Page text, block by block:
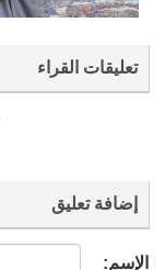
تعليقات القراء
إضافة تعليق
الإسم: